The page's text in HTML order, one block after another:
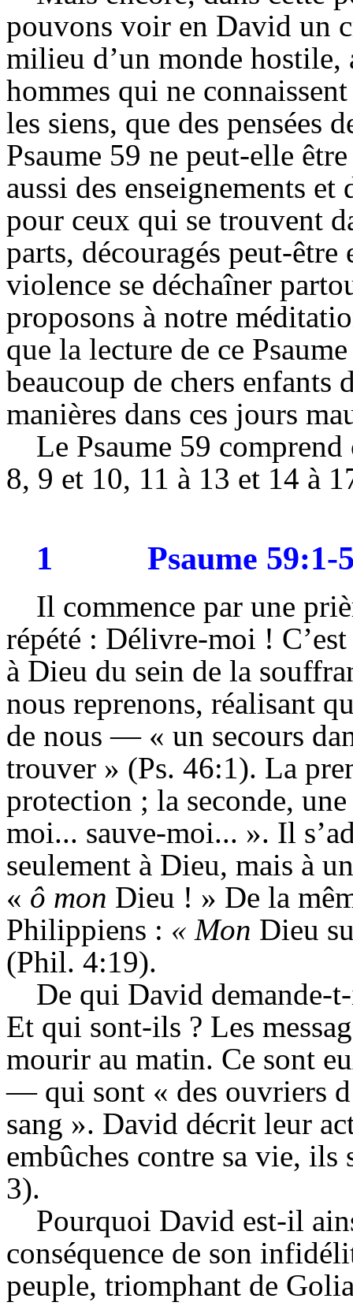
pouvons voir en David un
milieu d’un monde
hommes qui ne
les siens, que des pensées
Psaume 59 ne peut-elle
aussi des enseignements
pour ceux qui se trouvent
parts, découragés peut-
violence se déchaîner
proposons à notre
que la lecture de ce
beaucoup de chers enfants
manières dans ces jours
Le Psaume 59
8, 9 et 10, 11 à 13 et 14 à
1 Psaume 59:1-
Il commence par une
répété : Délivre-moi !
à Dieu du sein de la
nous reprenons, réalisant
de nous — « un secours
trouver » (Ps. 46:1). La
protection ; la seconde,
moi... sauve-moi... ». Il
seulement à Dieu, mais à
« ô mon Dieu ! » De la
Philippiens : « Mon Dieu
(Phil. 4:19).
De qui David demande-
Et qui sont-ils ? Les
mourir au matin. Ce sont
— qui sont « des ouvriers
sang ». David décrit leur
embûches contre sa vie, ils
3).
Pourquoi David est-il
conséquence de son
peuple, triomphant de